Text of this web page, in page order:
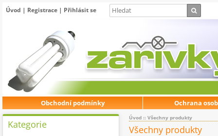
Úvod | Registrace | Přihlásit se
Obchodní podmínky Ochrana
Úvod :: Všechny produkty
Všechny produkty
Kategorie